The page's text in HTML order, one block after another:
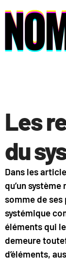
contenu
Les
du
Dans les
qu’un
somme de
systémique
éléments qui
demeure
d’éléments,